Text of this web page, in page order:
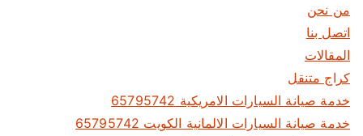
من نحن
اتصل بنا
المقالات
كراج متنقل
خدمة صيانة السيارات الامريكية 65795742
خدمة صيانة السيارات الالمانية الكويت 65795742